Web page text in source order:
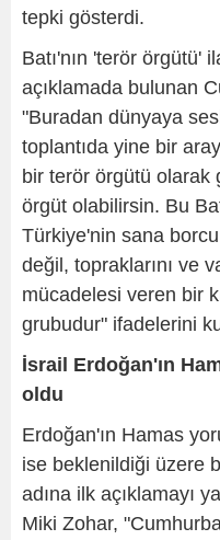
tepki gösterdi.
Batı'nın 'terör örgütü'
açıklamada bulunan
"Buradan dünyaya
toplantıda yine bir
bir terör örgütü olarak
örgüt olabilirsin. Bu
Türkiye'nin sana
değil, topraklarını ve
mücadelesi veren bir
grubudur" ifadelerini
İsrail Erdoğan'ın
oldu
Erdoğan'ın Hamas
ise beklenildiği üzere
adına ilk açıklamayı
Miki Zohar,